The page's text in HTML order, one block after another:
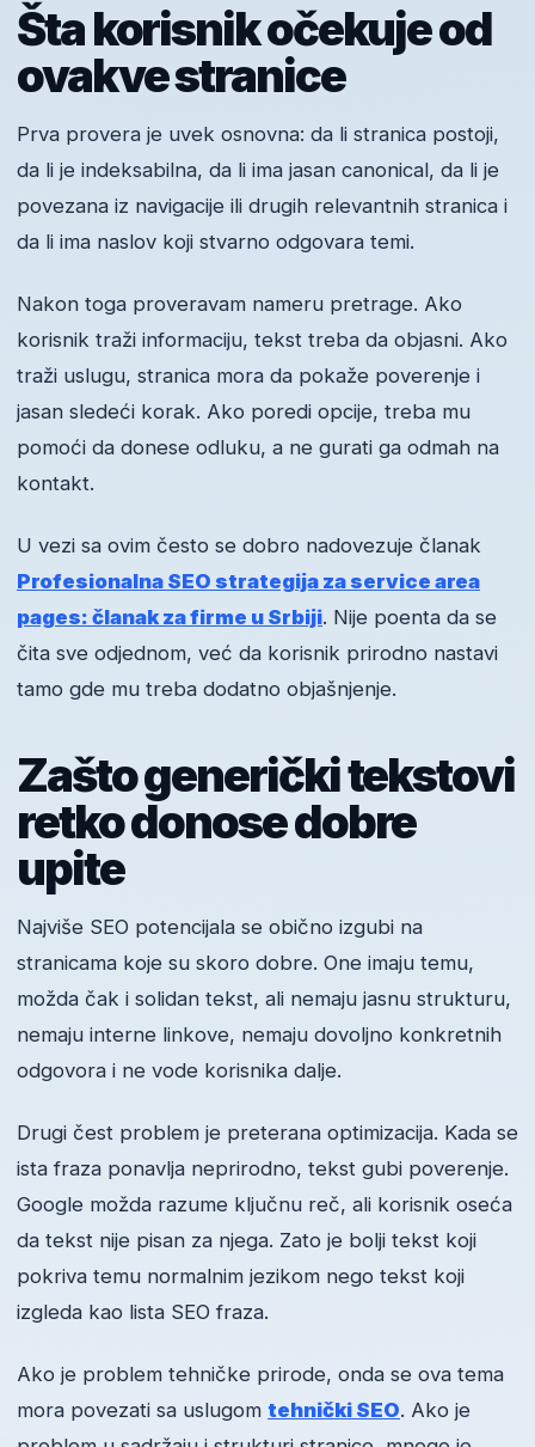
Šta korisnik očekuje od
ovakve stranice
Prva provera je uvek osnovna: da li stranica postoji,
da li je indeksabilna, da li ima jasan canonical, da li je
povezana iz navigacije ili drugih relevantnih stranica i
da li ima naslov koji stvarno odgovara temi.
Nakon toga proveravam nameru pretrage. Ako
korisnik traži informaciju, tekst treba da objasni. Ako
traži uslugu, stranica mora da pokaže poverenje i
jasan sledeći korak. Ako poredi opcije, treba mu
pomoći da donese odluku, a ne gurati ga odmah na
kontakt.
U vezi sa ovim često se dobro nadovezuje članak
Profesionalna SEO strategija za service area
pages: članak za firme u Srbiji. Nije poenta da se
čita sve odjednom, već da korisnik prirodno nastavi
tamo gde mu treba dodatno objašnjenje.
Zašto generički tekstovi
retko donose dobre
upite
Najviše SEO potencijala se obično izgubi na
stranicama koje su skoro dobre. One imaju temu,
možda čak i solidan tekst, ali nemaju jasnu strukturu,
nemaju interne linkove, nemaju dovoljno konkretnih
odgovora i ne vode korisnika dalje.
Drugi čest problem je preterana optimizacija. Kada se
ista fraza ponavlja neprirodno, tekst gubi poverenje.
Google možda razume ključnu reč, ali korisnik oseća
da tekst nije pisan za njega. Zato je bolji tekst koji
pokriva temu normalnim jezikom nego tekst koji
izgleda kao lista SEO fraza.
Ako je problem tehničke prirode, onda se ova tema
mora povezati sa uslugom tehnički SEO. Ako je